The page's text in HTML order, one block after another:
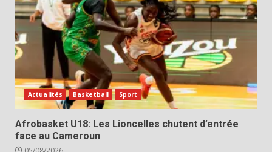
Actualités Basketball Sport
Afrobasket U18: Les Lioncelles chutent d’entrée
face au Cameroun